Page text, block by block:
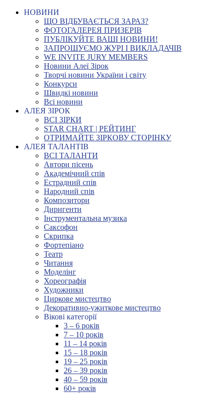
НОВИНИ
ЩО ВІДБУВАЄТЬСЯ ЗАРАЗ?
ФОТОГАЛЕРЕЯ ПРИЗЕРІВ
ПУБЛІКУЙТЕ ВАШІ НОВИНИ!
ЗАПРОШУЄМО ЖУРІ І ВИКЛАДАЧІВ
WE INVITE JURY MEMBERS
Новини Алеї Зірок
Творчі новини України і світу
Конкурси
Швидкі новини
Всі новини
АЛЕЯ ЗІРОК
ВСІ ЗІРКИ
STAR CHART | РЕЙТИНГ
ОТРИМАЙТЕ ЗІРКОВУ СТОРІНКУ
АЛЕЯ ТАЛАНТІВ
ВСІ ТАЛАНТИ
Автори пісень
Академічний спів
Естрадний спів
Народний спів
Композитори
Диригенти
Інструментальна музика
Саксофон
Скрипка
Фортепіано
Театр
Читання
Моделінг
Хореографія
Художники
Циркове мистецтво
Декоративно-ужиткове мистецтво
Вікові категорії
3 – 6 років
7 – 10 років
11 – 14 років
15 – 18 років
19 – 25 років
26 – 39 років
40 – 59 років
60+ років